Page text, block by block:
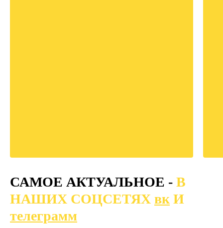
САМОЕ АКТУАЛЬНОЕ - В
НАШИХ СОЦСЕТЯХ вк И
телеграмм